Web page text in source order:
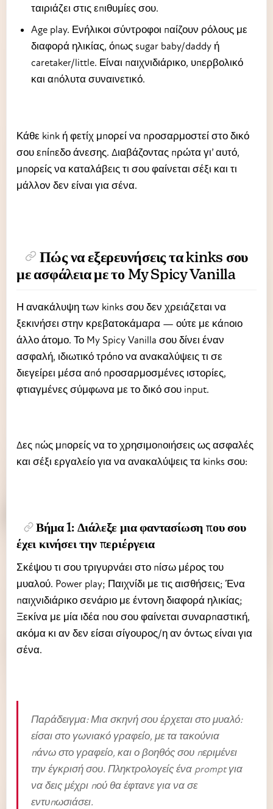
ταιριάζει στις επιθυμίες σου.
Age play. Ενήλικοι σύντροφοι παίζουν ρόλους με
διαφορά ηλικίας, όπως sugar baby/daddy ή
caretaker/little. Είναι παιχνιδιάρικο, υπερβολικό
και απόλυτα συναινετικό.
Κάθε kink ή φετίχ μπορεί να προσαρμοστεί στο δικό
σου επίπεδο άνεσης. Διαβάζοντας πρώτα γι’ αυτό,
μπορείς να καταλάβεις τι σου φαίνεται σέξι και τι
μάλλον δεν είναι για σένα.
Πώς να εξερευνήσεις τα kinks σου
με ασφάλεια με το My Spicy Vanilla
Η ανακάλυψη των kinks σου δεν χρειάζεται να
ξεκινήσει στην κρεβατοκάμαρα — ούτε με κάποιο
άλλο άτομο. Το My Spicy Vanilla σου δίνει έναν
ασφαλή, ιδιωτικό τρόπο να ανακαλύψεις τι σε
διεγείρει μέσα από προσαρμοσμένες ιστορίες,
φτιαγμένες σύμφωνα με το δικό σου input.
Δες πώς μπορείς να το χρησιμοποιήσεις ως ασφαλές
και σέξι εργαλείο για να ανακαλύψεις τα kinks σου:
Βήμα 1: Διάλεξε μια φαντασίωση που σου
έχει κινήσει την περιέργεια
Σκέψου τι σου τριγυρνάει στο πίσω μέρος του
μυαλού. Power play; Παιχνίδι με τις αισθήσεις; Ένα
παιχνιδιάρικο σενάριο με έντονη διαφορά ηλικίας;
Ξεκίνα με μία ιδέα που σου φαίνεται συναρπαστική,
ακόμα κι αν δεν είσαι σίγουρος/η αν όντως είναι για
σένα.
Παράδειγμα: Μια σκηνή σου έρχεται στο μυαλό:
είσαι στο γωνιακό γραφείο, με τα τακούνια
πάνω στο γραφείο, και ο βοηθός σου περιμένει
την έγκρισή σου. Πληκτρολογείς ένα prompt για
να δεις μέχρι πού θα έφτανε για να σε
εντυπωσιάσει.